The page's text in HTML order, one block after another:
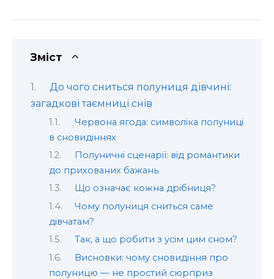
Зміст
До чого сниться полуниця дівчині:
загадкові таємниці снів
Червона ягода: символіка полуниці
в сновидіннях
Полуничні сценарії: від романтики
до прихованих бажань
Що означає кожна дрібниця?
Чому полуниця сниться саме
дівчатам?
Так, а що робити з усім цим сном?
Висновки: чому сновидіння про
полуницю — не простий сюрприз